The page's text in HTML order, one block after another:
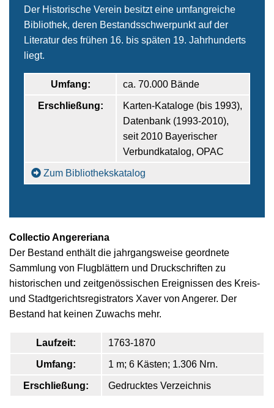
Der Historische Verein besitzt eine umfangreiche
Bibliothek, deren Bestandsschwerpunkt auf der
Literatur des frühen 16. bis späten 19. Jahrhunderts
liegt.
Umfang: ca. 70.000 Bände
Erschließung:
Karten-Kataloge (bis 1993),
Datenbank (1993-2010),
seit 2010 Bayerischer
Verbundkatalog, OPAC
Zum Bibliothekskatalog
Collectio Angereriana
Der Bestand enthält die jahrgangsweise geordnete
Sammlung von Flugblättern und Druckschriften zu
historischen und zeitgenössischen Ereignissen des Kreis-
und Stadtgerichtsregistrators Xaver von Angerer. Der
Bestand hat keinen Zuwachs mehr.
Laufzeit: 1763-1870
Umfang: 1 m; 6 Kästen; 1.306 Nrn.
Erschließung: Gedrucktes Verzeichnis